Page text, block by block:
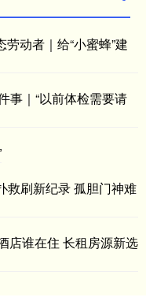
动者｜给“小蜜蜂”建
事｜“以前体检需要请
救刷新纪录 孤胆门神难
店谁在住 长租房源新选